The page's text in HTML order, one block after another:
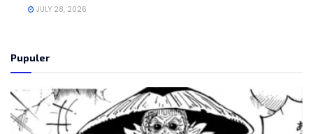
JULY 28, 2026
Pupuler